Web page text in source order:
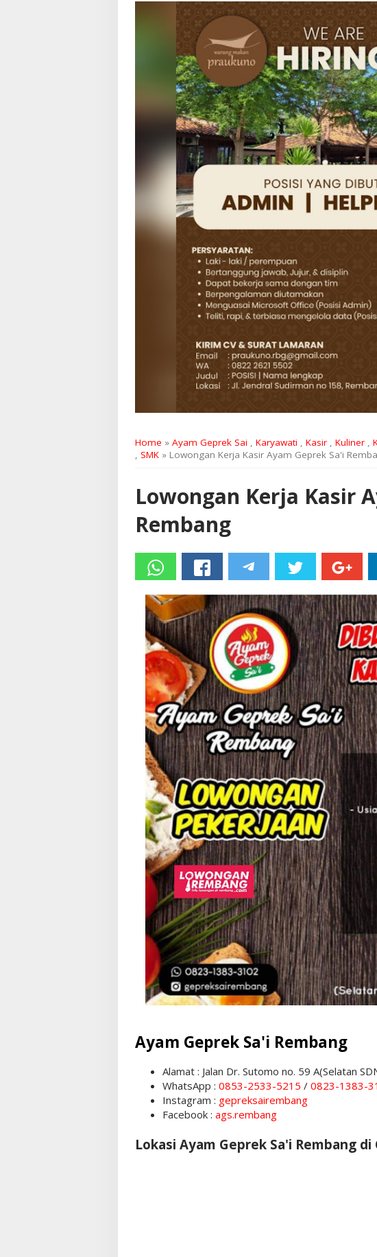
Home » Ayam Geprek Sai , Karyawati , Kasir , Kuliner ,
, SMK » Lowongan Kerja Kasir Ayam Geprek Sa'i
Lowongan Kerja Kasir
Rembang
Ayam Geprek Sa'i Rembang
Alamat : Jalan Dr. Sutomo no. 59 A(Selatan
WhatsApp : 0853-2533-5215 / 0823-1383-
Instagram : gepreksairembang
Facebook : ags.rembang
Lokasi Ayam Geprek Sa'i Rembang